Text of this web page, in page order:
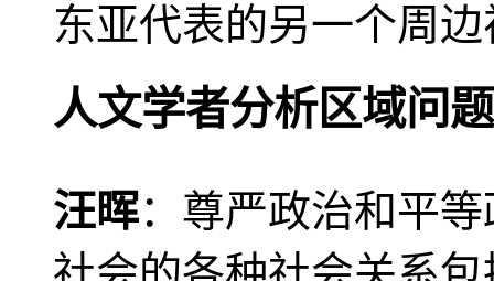
东亚代表的另一个周
人文学者分析区域问题
汪晖：尊严政治和平